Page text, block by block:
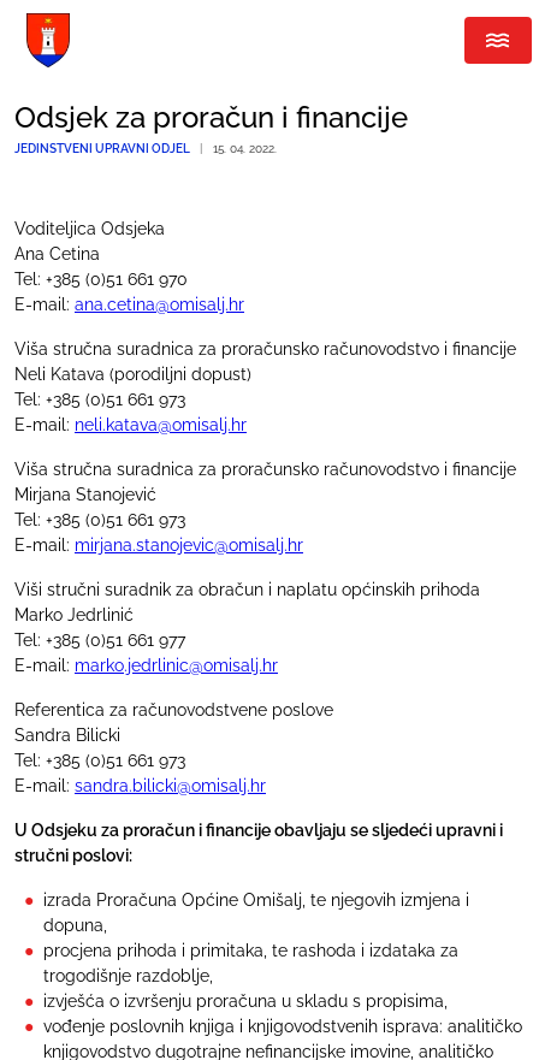
Odsjek za proračun i financije
JEDINSTVENI UPRAVNI ODJEL | 15. 04. 2022.
Voditeljica Odsjeka
Ana Cetina
Tel: +385 (0)51 661 970
E-mail: ana.cetina@omisalj.hr
Viša stručna suradnica za proračunsko računovodstvo i financije
Neli Katava (porodiljni dopust)
Tel: +385 (0)51 661 973
E-mail: neli.katava@omisalj.hr
Viša stručna suradnica za proračunsko računovodstvo i financije
Mirjana Stanojević
Tel: +385 (0)51 661 973
E-mail: mirjana.stanojevic@omisalj.hr
Viši stručni suradnik za obračun i naplatu općinskih prihoda
Marko Jedrlinić
Tel: +385 (0)51 661 977
E-mail: marko.jedrlinic@omisalj.hr
Referentica za računovodstvene poslove
Sandra Bilicki
Tel: +385 (0)51 661 973
E-mail: sandra.bilicki@omisalj.hr
U Odsjeku za proračun i financije obavljaju se sljedeći upravni i
stručni poslovi:
izrada Proračuna Općine Omišalj, te njegovih izmjena i
dopuna,
procjena prihoda i primitaka, te rashoda i izdataka za
trogodišnje razdoblje,
izvješća o izvršenju proračuna u skladu s propisima,
vođenje poslovnih knjiga i knjigovodstvenih isprava: analitičko
knjigovodstvo dugotrajne nefinancijske imovine, analitičko